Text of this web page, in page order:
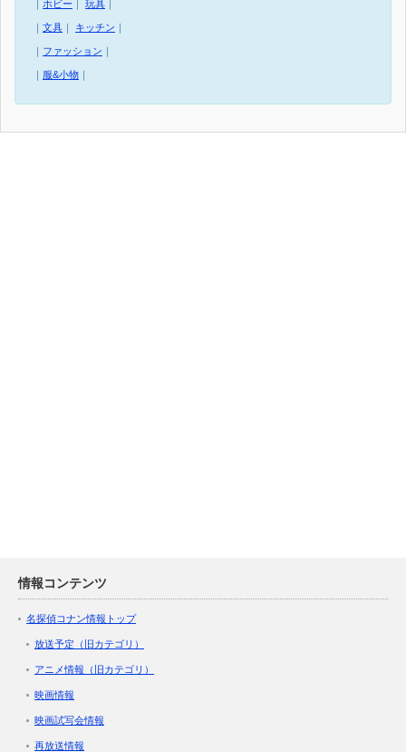
｜ ホビー ｜ 玩具 ｜
｜ 文具 ｜ キッチン ｜
｜ ファッション ｜
｜ 服&小物 ｜
情報コンテンツ
名探偵コナン情報トップ
放送予定（旧カテゴリ）
アニメ情報（旧カテゴリ）
映画情報
映画試写会情報
再放送情報